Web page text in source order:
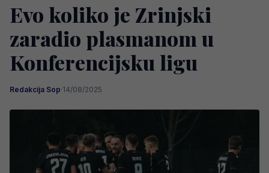
Evo koliko je Zrinjski
zaradio plasmanom u
Konferencijsku ligu
Redakcija Sop·14/08/2025